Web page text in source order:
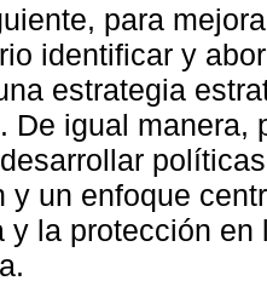
para
identificar y
estrategia
De igual manera,
y un enfoque
y la protección